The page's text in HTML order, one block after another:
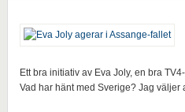
Ett bra initiativ av Eva Joly, en bra
Vad har hänt med Sverige? Jag